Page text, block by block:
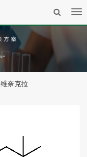
维奈克拉